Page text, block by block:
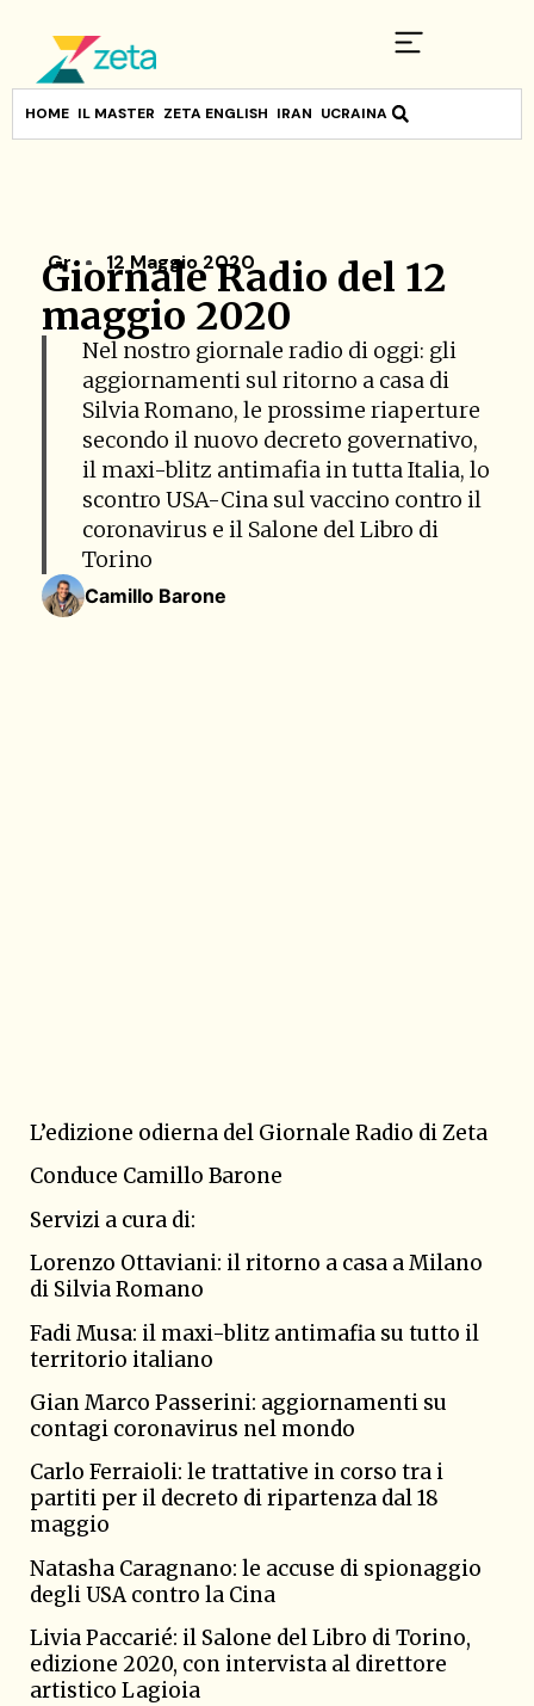
HOME IL MASTER ZETA ENGLISH IRAN UCRAINA
Gr 12 Maggio 2020
Giornale Radio del 12
maggio 2020
Nel nostro giornale radio di oggi: gli
aggiornamenti sul ritorno a casa di
Silvia Romano, le prossime riaperture
secondo il nuovo decreto governativo,
il maxi-blitz antimafia in tutta Italia, lo
scontro USA-Cina sul vaccino contro il
coronavirus e il Salone del Libro di
Torino
Camillo Barone
L’edizione odierna del Giornale Radio di Zeta
Conduce Camillo Barone
Servizi a cura di:
Lorenzo Ottaviani: il ritorno a casa a Milano
di Silvia Romano
Fadi Musa: il maxi-blitz antimafia su tutto il
territorio italiano
Gian Marco Passerini: aggiornamenti su
contagi coronavirus nel mondo
Carlo Ferraioli: le trattative in corso tra i
partiti per il decreto di ripartenza dal 18
maggio
Natasha Caragnano: le accuse di spionaggio
degli USA contro la Cina
Livia Paccarié: il Salone del Libro di Torino,
edizione 2020, con intervista al direttore
artistico Lagioia